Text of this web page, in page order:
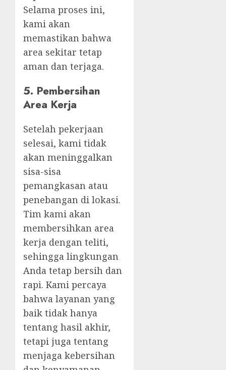
Selama proses ini,
kami akan
memastikan bahwa
area sekitar tetap
aman dan terjaga.
5. Pembersihan
Area Kerja
Setelah pekerjaan
selesai, kami tidak
akan meninggalkan
sisa-sisa
pemangkasan atau
penebangan di lokasi.
Tim kami akan
membersihkan area
kerja dengan teliti,
sehingga lingkungan
Anda tetap bersih dan
rapi. Kami percaya
bahwa layanan yang
baik tidak hanya
tentang hasil akhir,
tetapi juga tentang
menjaga kebersihan